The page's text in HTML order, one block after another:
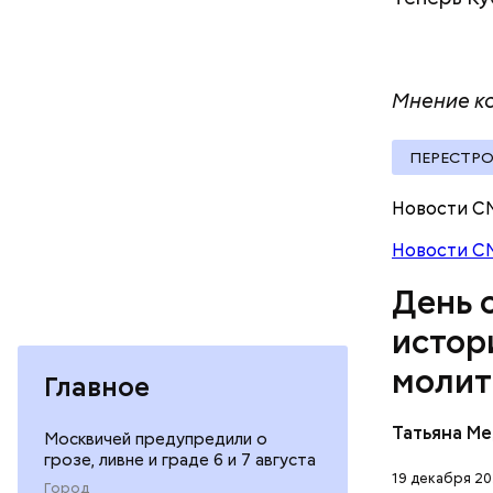
Главное
Москвичей предупредили о
грозе, ливне и граде 6 и 7 августа
Город
Мнение
Новости
Новости
День
Татьяна
19 декабря
очень
мелко
к ним
10-15
тушить в